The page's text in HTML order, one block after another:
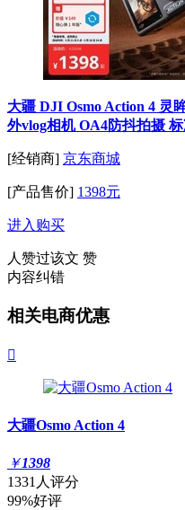
大疆 DJI Osmo Action 4 灵
外vlog相机 OA4防抖拍摄
[经销商] 京东商城
[产品售价] 1398元
进入购买
人赞过该文 赞
内容纠错
相关电商优惠

大疆Osmo Action 4
￥1398
1331人评分
99%好评